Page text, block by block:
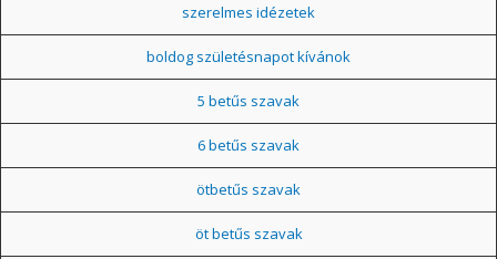
szerelmes idézetek
boldog születésnapot kívánok
5 betűs szavak
6 betűs szavak
ötbetűs szavak
öt betűs szavak